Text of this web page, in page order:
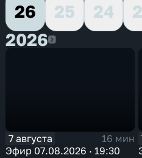
26
25 24
20262026
7 августа
16 мин
Эфир 07.08.2026 · 19:30